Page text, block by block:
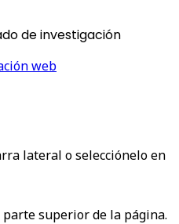
de investigación
web
lateral o selecciónelo en
parte superior de la página.